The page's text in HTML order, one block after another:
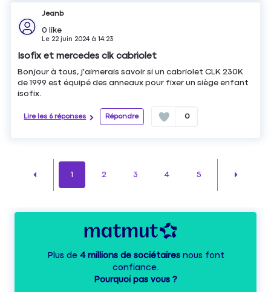
Jeanb
0 like
Le 22 juin 2024à14:23
Isofix et mercedes clk cabriolet
Bonjour à tous, j'aimerais savoir si un cabriolet CLK 230K
de 1999 est équipé des anneaux pour fixer un siège enfant
isofix.
Lire les 6 réponses Répondre 0
1 2 3 4 5
Plus de 4 millions de sociétairesnous font
confiance.
Pourquoi pas vous ?